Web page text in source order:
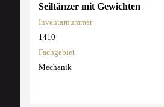
Seiltänzer mit Gewichten
Inventarnummer
1410
Fachgebiet
Mechanik